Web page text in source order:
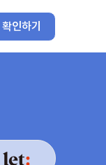
인하기